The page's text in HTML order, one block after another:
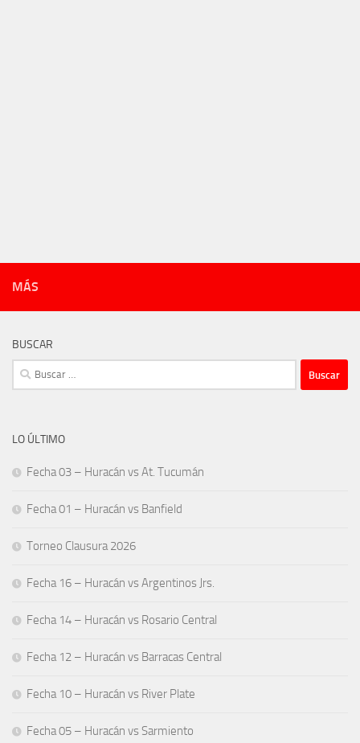
MÁS
BUSCAR
Buscar:
LO ÚLTIMO
Fecha 03 – Huracán vs At. Tucumán
Fecha 01 – Huracán vs Banfield
Torneo Clausura 2026
Fecha 16 – Huracán vs Argentinos Jrs.
Fecha 14 – Huracán vs Rosario Central
Fecha 12 – Huracán vs Barracas Central
Fecha 10 – Huracán vs River Plate
Fecha 05 – Huracán vs Sarmiento